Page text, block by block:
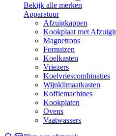
Bekijk alle merken
Apparatuur
Afzuigkappen
Kookplaat met
Magnetrons
Fornuizen
Koelkasten
Vriezers
Koelvriescombinaties
Wijnklimaatkasten
Koffiemachines
Kookplaten
Ovens
Vaatwassers